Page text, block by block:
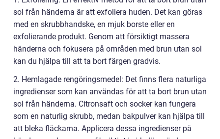
sol från händerna är att exfoliera huden. Det kan göras
med en skrubbhandske, en mjuk borste eller en
exfolierande produkt. Genom att försiktigt massera
händerna och fokusera på områden med brun utan sol
kan du hjälpa till att ta bort färgen gradvis.
2. Hemlagade rengöringsmedel: Det finns flera naturliga
ingredienser som kan användas för att ta bort brun utan
sol från händerna. Citronsaft och socker kan fungera
som en naturlig skrubb, medan bakpulver kan hjälpa till
att bleka fläckarna. Applicera dessa ingredienser på